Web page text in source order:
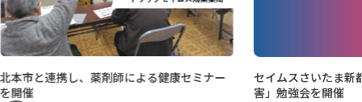
北本市と連携し、薬剤師による健康セミナー
を開催
セイムスさいたま新
害」勉強会を開催